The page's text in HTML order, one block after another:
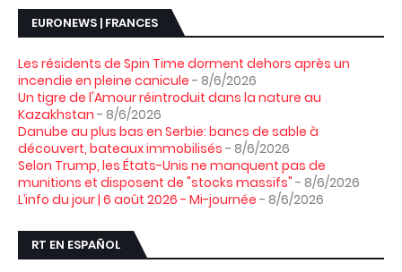
EURONEWS | FRANCES
Les résidents de Spin Time dorment dehors après un
incendie en pleine canicule - 8/6/2026
Un tigre de l'Amour réintroduit dans la nature au
Kazakhstan - 8/6/2026
Danube au plus bas en Serbie: bancs de sable à
découvert, bateaux immobilisés - 8/6/2026
Selon Trump, les États-Unis ne manquent pas de
munitions et disposent de "stocks massifs" - 8/6/2026
L’info du jour | 6 août 2026 - Mi-journée - 8/6/2026
RT EN ESPAÑOL